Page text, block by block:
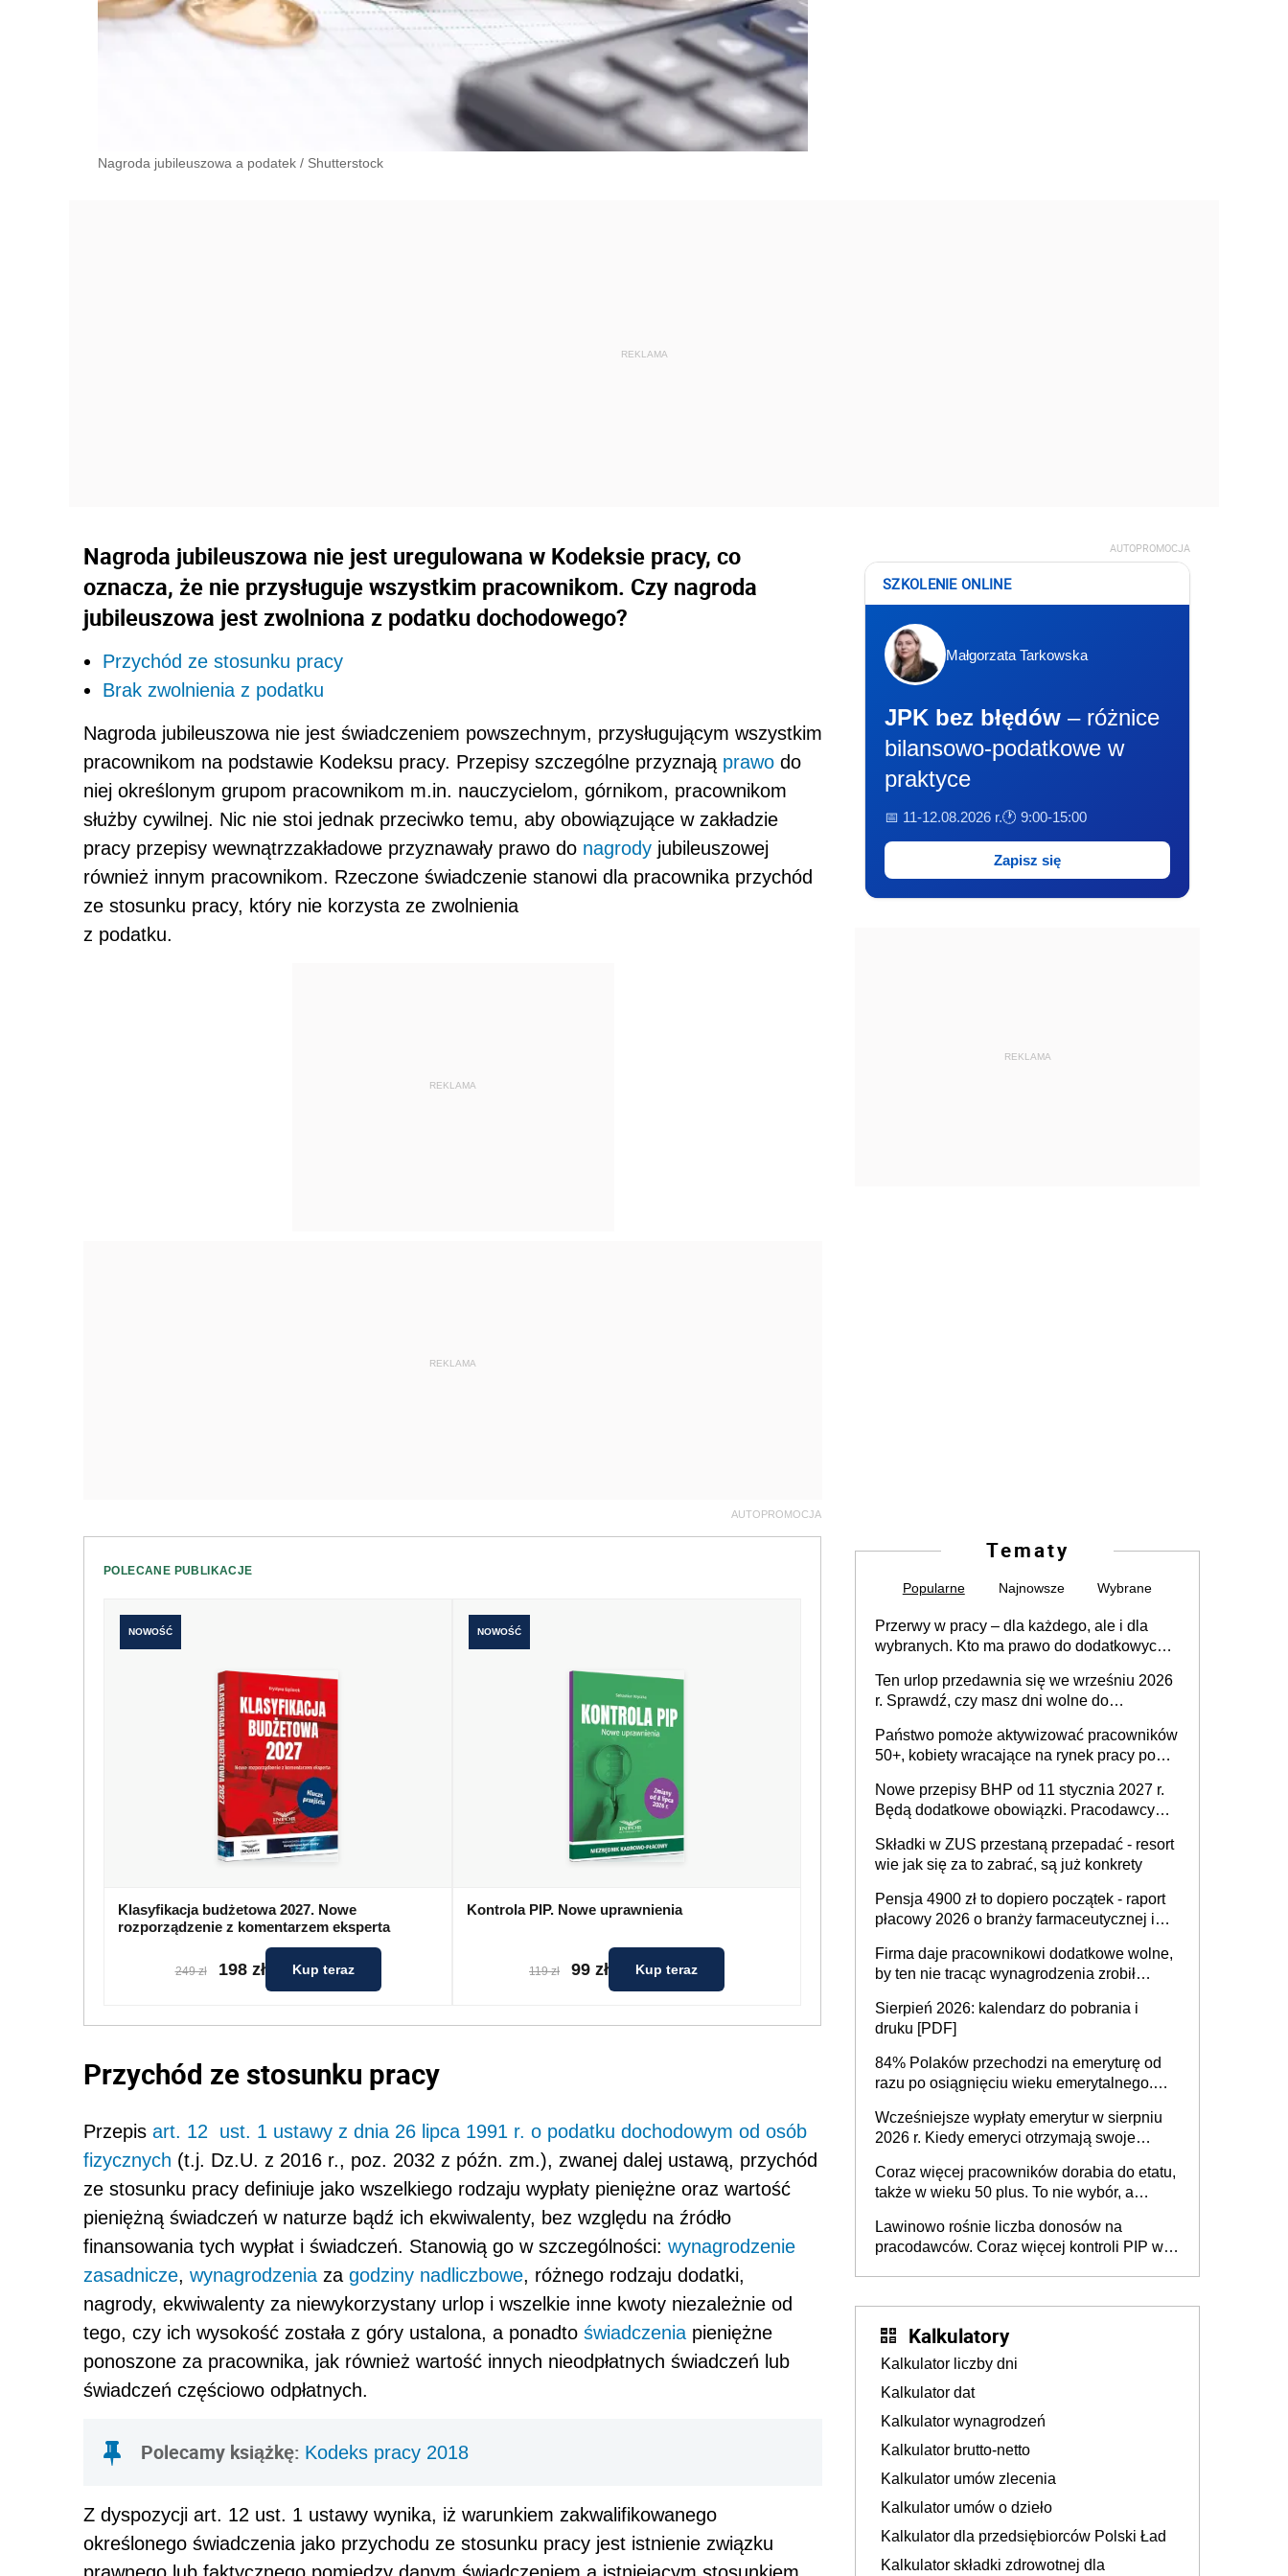
Nagroda jubileuszowa a podatek / Shutterstock
Nagroda jubileuszowa nie jest uregulowana w Kodeksie pracy, co
oznacza, że nie przysługuje wszystkim pracownikom. Czy nagroda
jubileuszowa jest zwolniona z podatku dochodowego?
Przychód ze stosunku pracy
Brak zwolnienia z podatku
Nagroda jubileuszowa nie jest świadczeniem powszechnym, przysługującym wszystkim
pracownikom na podstawie Kodeksu pracy. Przepisy szczególne przyznają prawo do
niej określonym grupom pracownikom m.in. nauczycielom, górnikom, pracownikom
służby cywilnej. Nic nie stoi jednak przeciwko temu, aby obowiązujące w zakładzie
pracy przepisy wewnątrzzakładowe przyznawały prawo do nagrody jubileuszowej
również innym pracownikom. Rzeczone świadczenie stanowi dla pracownika przychód
ze stosunku pracy, który nie korzysta ze zwolnienia
z podatku.
REKLAMA
REKLAMA
AUTOPROMOCJA
POLECANE PUBLIKACJE
NOWOŚĆ
Klasyfikacja budżetowa 2027. Nowe
rozporządzenie z komentarzem eksperta
249 zł 198 zł Kup teraz
NOWOŚĆ
Kontrola PIP. Nowe uprawnienia
119 zł 99 zł Kup teraz
Przychód ze stosunku pracy
Przepis art. 12 ust. 1 ustawy z dnia 26 lipca 1991 r. o podatku dochodowym od osób
fizycznych (t.j. Dz.U. z 2016 r., poz. 2032 z późn. zm.), zwanej dalej ustawą, przychód
ze stosunku pracy definiuje jako wszelkiego rodzaju wypłaty pieniężne oraz wartość
pieniężną świadczeń w naturze bądź ich ekwiwalenty, bez względu na źródło
finansowania tych wypłat i świadczeń. Stanowią go w szczególności: wynagrodzenie
zasadnicze, wynagrodzenia za godziny nadliczbowe, różnego rodzaju dodatki,
nagrody, ekwiwalenty za niewykorzystany urlop i wszelkie inne kwoty niezależnie od
tego, czy ich wysokość została z góry ustalona, a ponadto świadczenia pieniężne
ponoszone za pracownika, jak również wartość innych nieodpłatnych świadczeń lub
świadczeń częściowo odpłatnych.
Polecamy książkę: Kodeks pracy 2018
Z dyspozycji art. 12 ust. 1 ustawy wynika, iż warunkiem zakwalifikowanego
określonego świadczenia jako przychodu ze stosunku pracy jest istnienie związku
AUTOPROMOCJA
SZKOLENIE ONLINE
Małgorzata Tarkowska
JPK bez błędów – różnice
bilansowo-podatkowe w
praktyce
📅 11-12.08.2026 r.🕐 9:00-15:00
Zapisz się
REKLAMA
Tematy
Popularne Najnowsze Wybrane
Przerwy w pracy – dla każdego, ale i dla
wybranych. Kto ma prawo do dodatkowych
Ten urlop przedawnia się we wrześniu 2026
r. Sprawdź, czy masz dni wolne do
Państwo pomoże aktywizować pracowników
50+, kobiety wracające na rynek pracy po
osoby neuroatypowe. Powstanie Fundusz
na rzecz Inkluzywności w Zatrudnianiu?
Nowe przepisy BHP od 11 stycznia 2027 r.
Będą dodatkowe obowiązki. Pracodawcy
Składki w ZUS przestaną przepadać - resort
wie jak się za to zabrać, są już konkrety
Pensja 4900 zł to dopiero początek - raport
płacowy 2026 o branży farmaceutycznej i
Firma daje pracownikowi dodatkowe wolne,
by ten nie tracąc wynagrodzenia zrobił
sprawdza
Sierpień 2026: kalendarz do pobrania i
druku [PDF]
84% Polaków przechodzi na emeryturę od
razu po osiągnięciu wieku emerytalnego.
dłużej, ale czy jest w stanie? Pracownicy
45+ to siła napędowa gospodarki
Wcześniejsze wypłaty emerytur w sierpniu
2026 r. Kiedy emeryci otrzymają swoje
Coraz więcej pracowników dorabia do etatu,
także w wieku 50 plus. To nie wybór, a
życia
Lawinowo rośnie liczba donosów na
pracodawców. Coraz więcej kontroli PIP w
Kalkulatory
Kalkulator liczby dni
Kalkulator dat
Kalkulator wynagrodzeń
Kalkulator brutto-netto
Kalkulator umów zlecenia
Kalkulator umów o dzieło
Kalkulator dla przedsiębiorców Polski Ład
Kalkulator składki zdrowotnej dla